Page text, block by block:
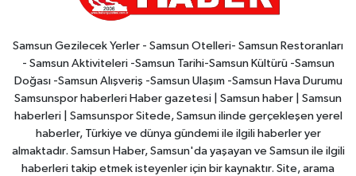
Samsun Gezilecek Yerler - Samsun Otelleri- Samsun Restoranları
- Samsun Aktiviteleri -Samsun Tarihi-Samsun Kültürü -Samsun
Doğası -Samsun Alışveriş -Samsun Ulaşım -Samsun Hava Durumu
Samsunspor haberleri Haber gazetesi | Samsun haber | Samsun
haberleri | Samsunspor Sitede, Samsun ilinde gerçekleşen yerel
haberler, Türkiye ve dünya gündemi ile ilgili haberler yer
almaktadır. Samsun Haber, Samsun'da yaşayan ve Samsun ile ilgili
haberleri takip etmek isteyenler için bir kaynaktır. Site, arama